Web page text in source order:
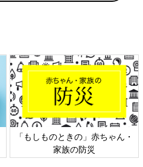
「もしものときの」赤ちゃん・
家族の防災